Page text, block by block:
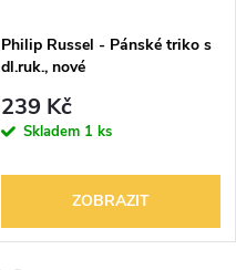
Philip Russel - Pánské triko s
dl.ruk., nové
239 Kč
Skladem 1 ks
ZOBRAZIT